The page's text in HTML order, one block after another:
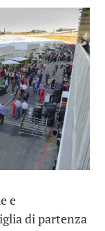
e
di partenza